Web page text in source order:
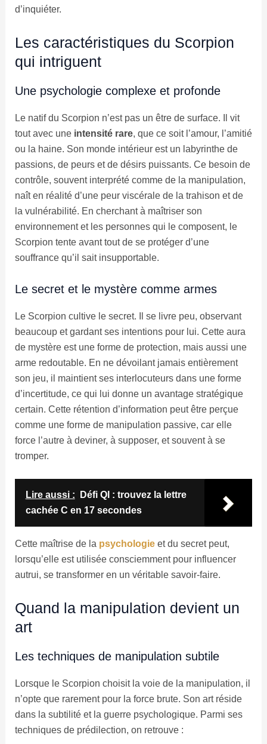
d’inquiéter.
Les caractéristiques du Scorpion
qui intriguent
Une psychologie complexe et profonde
Le natif du Scorpion n’est pas un être de surface. Il vit
tout avec une intensité rare, que ce soit l’amour, l’amitié
ou la haine. Son monde intérieur est un labyrinthe de
passions, de peurs et de désirs puissants. Ce besoin de
contrôle, souvent interprété comme de la manipulation,
naît en réalité d’une peur viscérale de la trahison et de
la vulnérabilité. En cherchant à maîtriser son
environnement et les personnes qui le composent, le
Scorpion tente avant tout de se protéger d’une
souffrance qu’il sait insupportable.
Le secret et le mystère comme armes
Le Scorpion cultive le secret. Il se livre peu, observant
beaucoup et gardant ses intentions pour lui. Cette aura
de mystère est une forme de protection, mais aussi une
arme redoutable. En ne dévoilant jamais entièrement
son jeu, il maintient ses interlocuteurs dans une forme
d’incertitude, ce qui lui donne un avantage stratégique
certain. Cette rétention d’information peut être perçue
comme une forme de manipulation passive, car elle
force l’autre à deviner, à supposer, et souvent à se
tromper.
Lire aussi :
Défi QI : trouvez la lettre
cachée C en 17 secondes
Cette maîtrise de la psychologieet du secret peut,
lorsqu’elle est utilisée consciemment pour influencer
autrui, se transformer en un véritable savoir-faire.
Quand la manipulation devient un
art
Les techniques de manipulation subtile
Lorsque le Scorpion choisit la voie de la manipulation, il
n’opte que rarement pour la force brute. Son art réside
dans la subtilité et la guerre psychologique. Parmi ses
techniques de prédilection, on retrouve :